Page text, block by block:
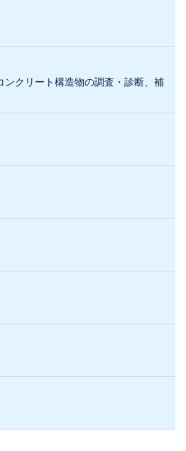
ンクリート構造物の調査・診断、補